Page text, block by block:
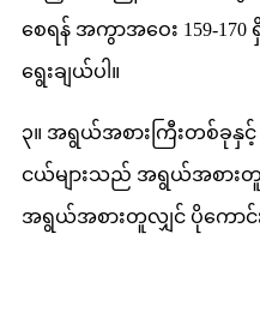
စေရန် အကွာအဝေး 159-
ရွေးချယ်ပါ။
၃။ အရွယ်အစားကြီးတစ်ခု
ငယ်များသည် အရွယ်အစား
အရွယ်အစားတူလျှင် ပိုကောင်